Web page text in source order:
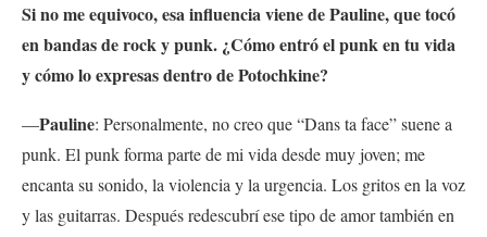
Si no me equivoco, esa influencia viene de Pauline, que tocó
en bandas de rock y punk. ¿Cómo entró el punk en tu vida
y cómo lo expresas dentro de Potochkine?
—Pauline: Personalmente, no creo que “Dans ta face” suene a
punk. El punk forma parte de mi vida desde muy joven; me
encanta su sonido, la violencia y la urgencia. Los gritos en la voz
y las guitarras. Después redescubrí ese tipo de amor también en